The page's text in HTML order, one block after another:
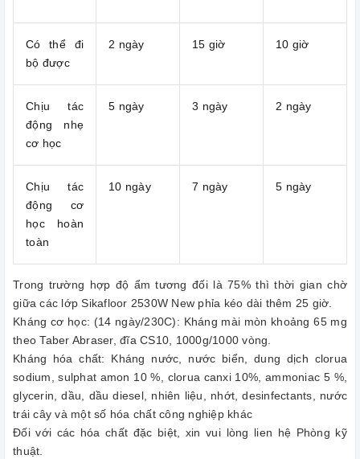
Có thể đi
bộ được
2 ngày 15 giờ 10 giờ
Chịu tác
động nhẹ
cơ học
5 ngày 3 ngày 2 ngày
Chịu tác
động cơ
học hoàn
toàn
10 ngày 7 ngày 5 ngày
Trong trường hợp độ ẩm tương đối là 75% thì thời gian chờ
giữa các lớp Sikafloor 2530W New phỉa kéo dài thêm 25 giờ.
Kháng cơ học: (14 ngày/230C): Kháng mài mòn khoảng 65 mg
theo Taber Abraser, đĩa CS10, 1000g/1000 vòng.
Kháng hóa chất: Kháng nước, nước biển, dung dịch clorua
sodium, sulphat amon 10 %, clorua canxi 10%, ammoniac 5 %,
glycerin, dầu, dầu diesel, nhiên liệu, nhớt, desinfectants, nước
trái cây và một số hóa chất công nghiệp khác
Đối với các hóa chất đặc biệt, xin vui lòng lien hệ Phòng kỹ
thuật.